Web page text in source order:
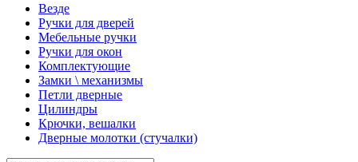
Везде
Ручки для дверей
Мебельные ручки
Ручки для окон
Комплектующие
Замки \ механизмы
Петли дверные
Цилиндры
Крючки, вешалки
Дверные молотки (стучалки)